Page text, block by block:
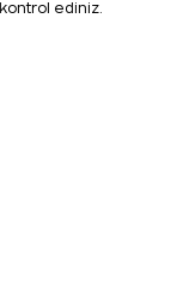
kontrol ediniz.